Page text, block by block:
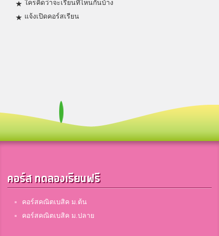
ใครคิดว่าจะเรียนที่ไหนกันบ้าง
แจ้งเปิดคอร์สเรียน
คอร์ส ทดลองเรียนฟรี
คอร์สคณิตเบสิค ม.ต้น
คอร์สคณิตเบสิค ม.ปลาย